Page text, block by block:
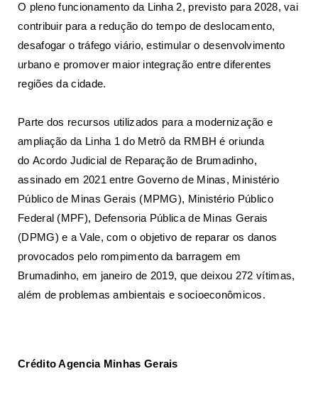
O pleno funcionamento da Linha 2, previsto para 2028, vai
contribuir para a redução do tempo de deslocamento,
desafogar o tráfego viário, estimular o desenvolvimento
urbano e promover maior integração entre diferentes
regiões da cidade.
Parte dos recursos utilizados para a modernização e
ampliação da Linha 1 do Metrô da RMBH é oriunda
do Acordo Judicial de Reparação de Brumadinho,
assinado em 2021 entre Governo de Minas, Ministério
Público de Minas Gerais (MPMG), Ministério Público
Federal (MPF), Defensoria Pública de Minas Gerais
(DPMG) e a Vale, com o objetivo de reparar os danos
provocados pelo rompimento da barragem em
Brumadinho, em janeiro de 2019, que deixou 272 vítimas,
além de problemas ambientais e socioeconômicos.
Crédito Agencia Minhas Gerais